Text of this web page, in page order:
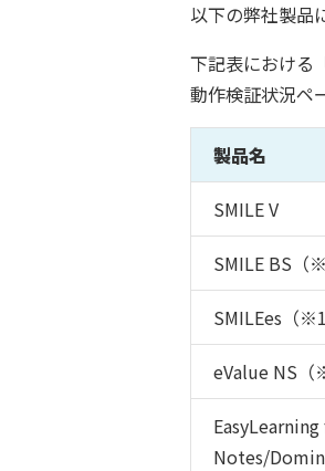
以下の弊社製品
下記表における
動作検証状況ペ
製品名
SMILE V
SMILE BS（
SMILEes（※1
eValue NS（
Notes/